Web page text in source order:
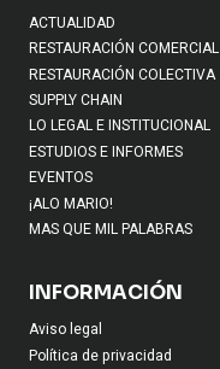
ACTUALIDAD
RESTAURACIÓN COMERCIAL
RESTAURACIÓN COLECTIVA
SUPPLY CHAIN
LO LEGAL E INSTITUCIONAL
ESTUDIOS E INFORMES
EVENTOS
¡ALO MARIO!
MAS QUE MIL PALABRAS
INFORMACIÓN
Aviso legal
Política de privacidad